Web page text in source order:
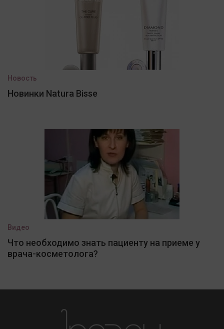
Новость
Новинки Natura Bisse
Видео
Что необходимо знать пациенту на приеме у
врача-косметолога?